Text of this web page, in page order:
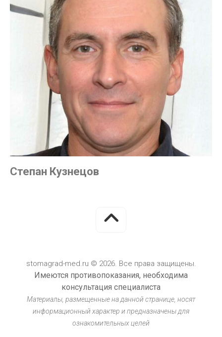
Степан Кузнецов
stomagrad-med.ru © 2026. Все права защищены.
Имеются противопоказания, необходима
консультация специалиста
Материалы, размещенные на данной странице, носят
информационный характер и предназначены для
ознакомительных целей